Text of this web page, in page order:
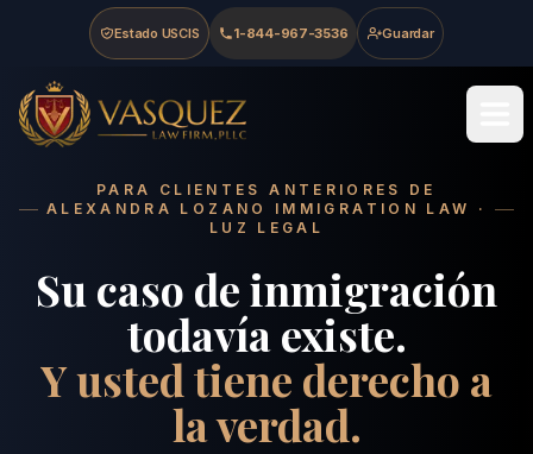
Skip to main content
Skip to navigation
Skip to footer
Estado USCIS 1-844-967-3536 Guardar
Vasquez Law Firm - Home
PARA CLIENTES ANTERIORES DE
ALEXANDRA LOZANO IMMIGRATION LAW ·
LUZ LEGAL
Su caso de inmigración
todavía existe.
Y usted tiene derecho a
la verdad.